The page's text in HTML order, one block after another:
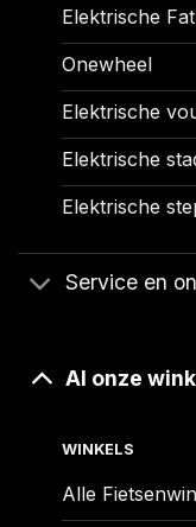
Elektrische
Onewheel
Elektrische
Elektrische
Elektrische
Service en
Al onze
WINKELS
Alle